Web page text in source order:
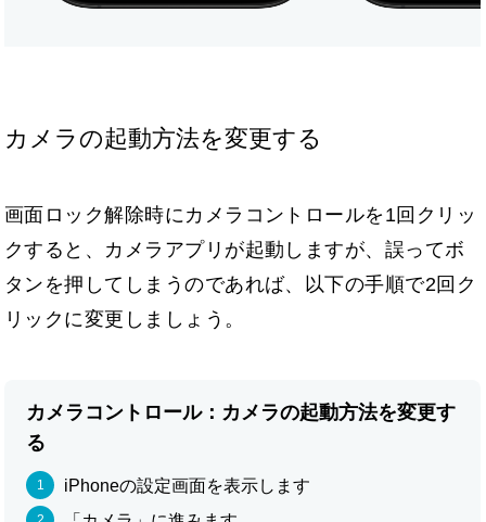
カメラの起動方法を変更する
画面ロック解除時にカメラコントロールを1回クリッ
クすると、カメラアプリが起動しますが、誤ってボ
タンを押してしまうのであれば、以下の手順で2回ク
リックに変更しましょう。
カメラコントロール：カメラの起動方法を変更す
る
iPhoneの設定画面を表示します